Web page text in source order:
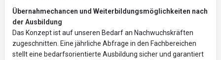
Übernahmechancen und Weiterbildungsmöglichkeiten nach
der Ausbildung
Das Konzept ist auf unseren Bedarf an Nachwuchskräften
zugeschnitten. Eine jährliche Abfrage in den Fachbereichen
stellt eine bedarfsorientierte Ausbildung sicher und garantiert